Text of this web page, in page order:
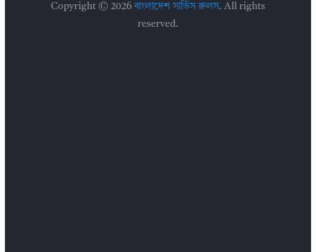
Copyright © 2026বাংলাদেশ সার্ভিস রুলস. All rights
reserved.